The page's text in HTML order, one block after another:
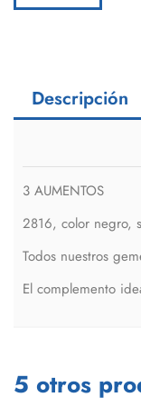
Descripción
3 AUMENTOS
2816, color negro,
Todos nuestros
El complemento
5 otros